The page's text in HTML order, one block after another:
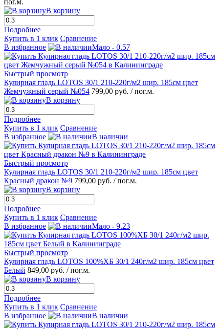
В корзину
Подробнее
Купить в 1 клик Сравнение
В избранное
Мало - 0.57
Быстрый просмотр
Кулирная гладь LOTOS 30/1 210-220г/м2 шир. 185см цвет
Жемчужный серый №054 799,00 руб. / пог.м.
В корзину
Подробнее
Купить в 1 клик Сравнение
В избранное
В наличии
Быстрый просмотр
Кулирная гладь LOTOS 30/1 210-220г/м2 шир. 185см цвет
Красный дракон №9 799,00 руб. / пог.м.
В корзину
Подробнее
Купить в 1 клик Сравнение
В избранное
Мало - 9.23
Быстрый просмотр
Кулирная гладь LOTOS 100%ХБ 30/1 240г/м2 шир. 185см цвет
Белый 849,00 руб. / пог.м.
В корзину
Подробнее
Купить в 1 клик Сравнение
В избранное
В наличии